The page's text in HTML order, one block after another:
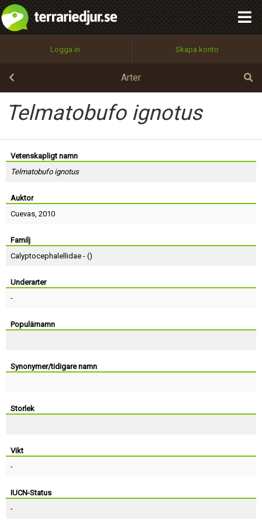
Logga in Skapa konto
Arter
Telmatobufo ignotus
Vetenskapligt namn
Telmatobufo ignotus
Auktor
Cuevas, 2010
Familj
Calyptocephalellidae - ()
Underarter
-
Populärnamn
Synonymer/tidigare namn
Storlek
Vikt
-
IUCN-Status
-
Utför
100%
OK
integritetspolicy
Namn:
Epost:
Lösenord:
Terms of Service
Begär nytt lösenord
Tillbaka till förstasidan